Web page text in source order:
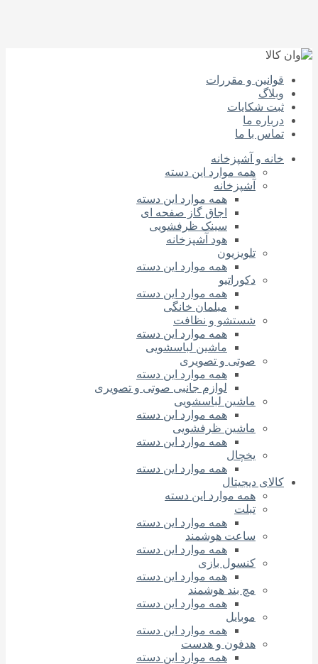
قوانین و مقررات
وبلاگ
ثبت شکایات
درباره‌ ما
تماس با ما
خانه و آشپزخانه
همه موارد این دسته
آشپزخانه
همه موارد این دسته
اجاق گاز صفحه‌ ای
سینک ظرفشویی
هود آشپزخانه
تلویزیون
همه موارد این دسته
دکوراتیو
همه موارد این دسته
مبلمان خانگی
شستشو و نظافت
همه موارد این دسته
ماشین لباسشویی
صوتی و تصویری
همه موارد این دسته
لوازم جانبی صوتی و تصویری
ماشین لباسشویی
همه موارد این دسته
ماشین ظرفشویی
همه موارد این دسته
یخچال
همه موارد این دسته
کالای دیجیتال
همه موارد این دسته
تبلت
همه موارد این دسته
ساعت هوشمند
همه موارد این دسته
کنسول بازی
همه موارد این دسته
مچ بند هوشمند
همه موارد این دسته
موبایل
همه موارد این دسته
هدفون و هدست
همه موارد این دسته